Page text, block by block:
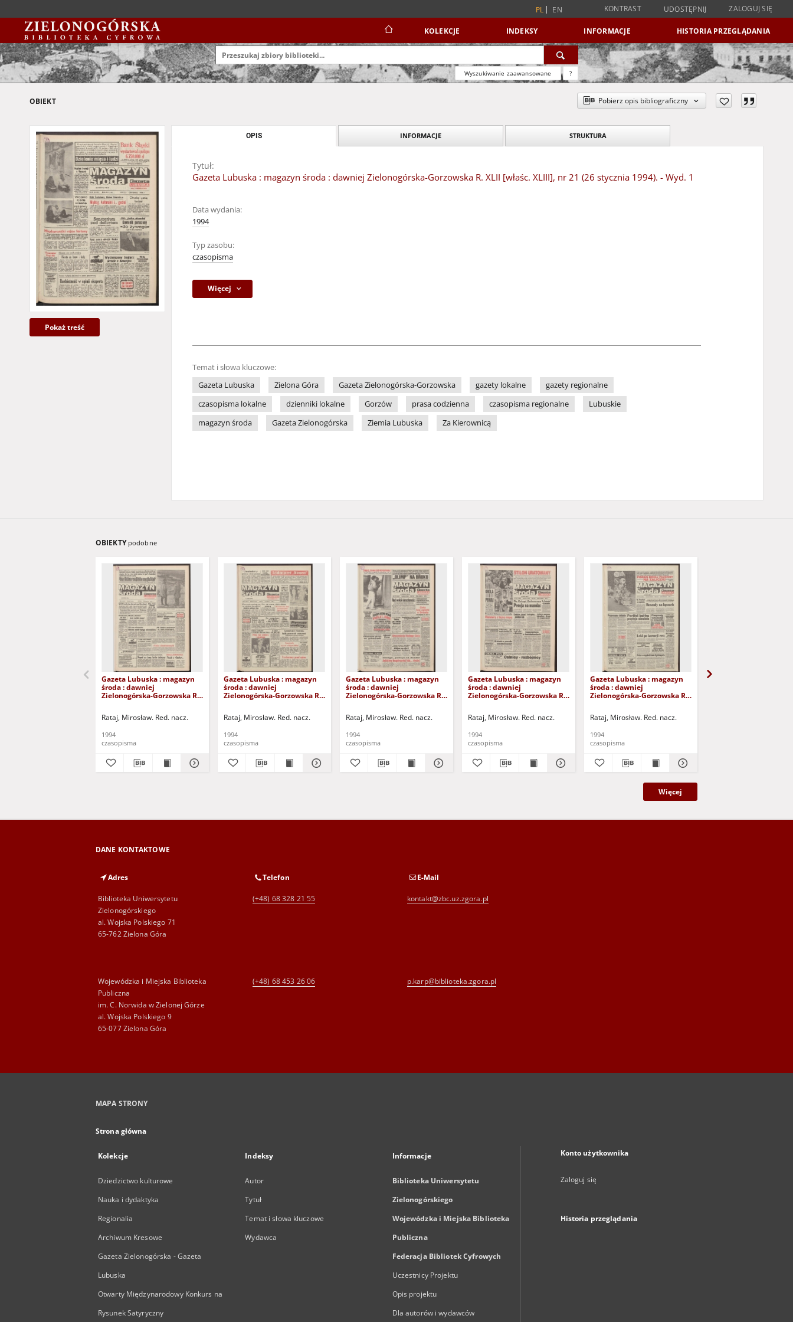
PL EN KONTRAST UDOSTĘPNIJ ZALOGUJ SIĘ
KOLEKCJE INDEKSY INFORMACJE HISTORIA PRZEGLĄDANIA
Wyszukiwanie zaawansowane ?
OBIEKT Pobierz opis bibliograficzny
Pokaż treść
OPIS INFORMACJE STRUKTURA
Tytuł:
Gazeta Lubuska : magazyn środa : dawniej Zielonogórska-Gorzowska R. XLII [właśc. XLIII], nr 21 (26 stycznia 1994). - Wyd. 1
Data wydania:
1994
Typ zasobu:
czasopisma
Więcej
Temat i słowa kluczowe:
Gazeta Lubuska
Zielona Góra Gazeta Zielonogórska-Gorzowska gazety lokalne
gazety regionalne
czasopisma lokalne
dzienniki lokalne Gorzów prasa codzienna czasopisma regionalne
Lubuskie
magazyn środa
Gazeta Zielonogórska Ziemia Lubuska Za Kierownicą
OBIEKTY podobne
Gazeta Lubuska : magazyn
środa : dawniej
Zielonogórska-Gorzowska R.
Rataj, Mirosław. Red. nacz.
1994
czasopisma
Gazeta Lubuska : magazyn
środa : dawniej
Zielonogórska-Gorzowska R.
Rataj, Mirosław. Red. nacz.
1994
czasopisma
Gazeta Lubuska : magazyn
środa : dawniej
Zielonogórska-Gorzowska R.
Rataj, Mirosław. Red. nacz.
1994
czasopisma
Gazeta Lubuska : magazyn
środa : dawniej
Zielonogórska-Gorzowska R.
Rataj, Mirosław. Red. nacz.
1994
czasopisma
Gazeta Lubuska : magazyn
środa : dawniej
Zielonogórska-Gorzowska R.
Rataj, Mirosław. Red. nacz.
1994
czasopisma
Więcej
DANE KONTAKTOWE
Adres
Biblioteka Uniwersytetu
Zielonogórskiego
al. Wojska Polskiego 71
65-762 Zielona Góra
Telefon
(+48) 68 328 21 55
E-Mail
kontakt@zbc.uz.zgora.pl
Wojewódzka i Miejska Biblioteka
Publiczna
im. C. Norwida w Zielonej Górze
al. Wojska Polskiego 9
65-077 Zielona Góra
(+48) 68 453 26 06 p.karp@biblioteka.zgora.pl
MAPA STRONY
Strona główna
Kolekcje
Dziedzictwo kulturowe
Nauka i dydaktyka
Regionalia
Archiwum Kresowe
Gazeta Zielonogórska - Gazeta
Lubuska
Otwarty Międzynarodowy Konkurs na
Rysunek Satyryczny
Indeksy
Autor
Tytuł
Temat i słowa kluczowe
Wydawca
Informacje
Biblioteka Uniwersytetu
Zielonogórskiego
Wojewódzka i Miejska Biblioteka
Publiczna
Federacja Bibliotek Cyfrowych
Uczestnicy Projektu
Opis projektu
Dla autorów i wydawców
Konto użytkownika
Zaloguj się
Historia przeglądania